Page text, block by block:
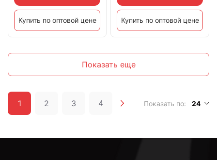
Купить по оптовой цене Купить по оптовой цене
Показать еще
1 2 3 4 Показать по: 24